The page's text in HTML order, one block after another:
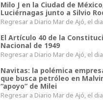
Milo J en la Ciudad de
Luciérnagas junto a Silvio
Regresar a Diario Mar de Ajó, el
El Artículo 40 de la
Nacional de 1949
Regresar a Diario Mar de Ajó, el
Navitas: la polémica
que busca petróleo en
“apoyo” de Milei
Regresar a Diario Mar de Ajó, el